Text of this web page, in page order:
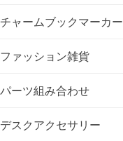
ン
チャームブックマーカー
ファッション雑貨
パーツ組み合わせ
デスクアクセサリー